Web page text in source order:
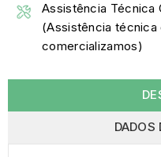
Assistência Técnica
(Assistência técnica
comercializamos)
DADOS